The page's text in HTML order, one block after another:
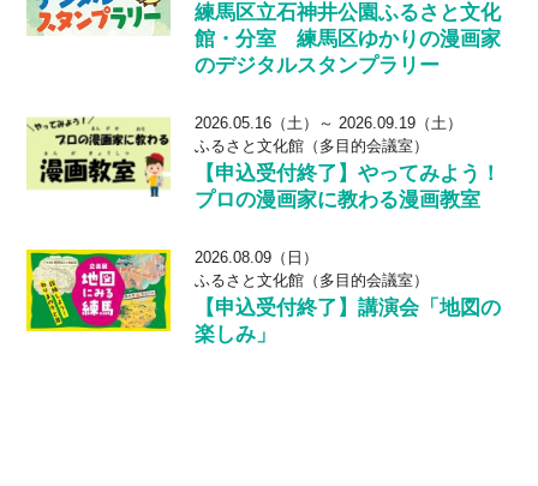
練馬区立石神井公園ふるさと文化
館・分室 練馬区ゆかりの漫画家
のデジタルスタンプラリー
2026.05.16（土）～ 2026.09.19（土）
ふるさと文化館（多目的会議室）
【申込受付終了】やってみよう！
プロの漫画家に教わる漫画教室
2026.08.09（日）
ふるさと文化館（多目的会議室）
【申込受付終了】講演会「地図の
楽しみ」